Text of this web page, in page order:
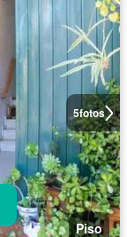
5fotos
Piso